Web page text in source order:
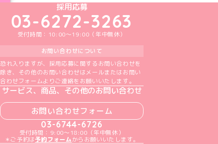
めいどりーみんTikTok公式アカウント
めいどりーみんX公式アカウント
めいどりーみんInstagram公式アカウント
めいどりーみんFacebook公式アカウン
めいどりーみんYouTube公式アカ
採用応募
03-6272-3263
受付時間：10:00～19:00（年中無休）
お問い合わせについて
恐れ入りますが、採用応募に関するお問い合わせを
除き、その他のお問い合わせはメールまたはお問い
合わせフォームよりご連絡をお願いいたします。
サービス、商品、その他のお問い合わせ
お問い合わせフォーム
03-6744-6726
受付時間：9:00～18:00（年中無休）
＊ご予約は予約フォームからお願いいたします。